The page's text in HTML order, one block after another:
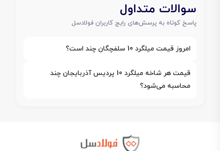
سوالات متداول
پاسخ کوتاه به پرسش‌های رایج کاربران فولادسل
امروز قیمت میلگرد 10 سلفچگان چند است؟
قیمت هر شاخه میلگرد 10 پردیس آذربایجان چند
محاسبه می‌شود؟